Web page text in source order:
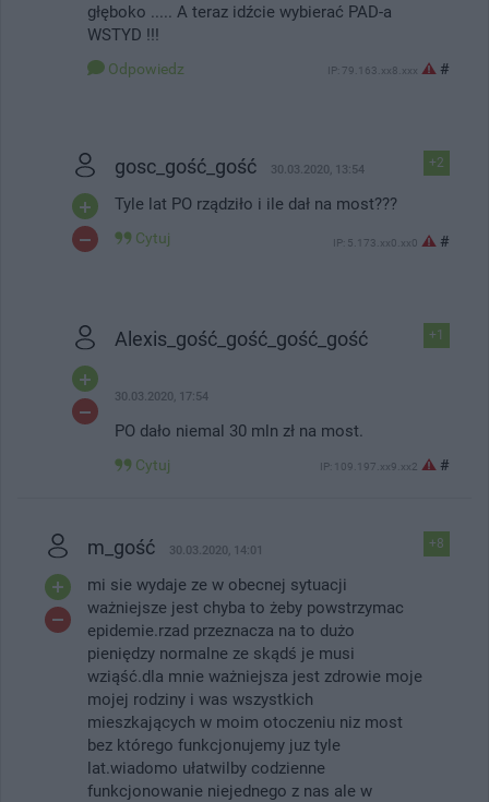
głęboko ..... A teraz idźcie wybierać PAD-a
WSTYD !!!
Odpowiedz IP: 79.163.xx8.xxx #
+2
gosc_gość_gość 30.03.2020, 13:54
Tyle lat PO rządziło i ile dał na most???
Cytuj IP: 5.173.xx0.xx0 #
+1
Alexis_gość_gość_gość_gość
30.03.2020, 17:54
PO dało niemal 30 mln zł na most.
Cytuj IP: 109.197.xx9.xx2 #
+8
m_gość 30.03.2020, 14:01
mi sie wydaje ze w obecnej sytuacji
ważniejsze jest chyba to żeby powstrzymac
epidemie.rzad przeznacza na to dużo
pieniędzy normalne ze skądś je musi
wziąść.dla mnie ważniejsza jest zdrowie moje
mojej rodziny i was wszystkich
mieszkających w moim otoczeniu niz most
bez którego funkcjonujemy juz tyle
lat.wiadomo ułatwilby codzienne
funkcjonowanie niejednego z nas ale w